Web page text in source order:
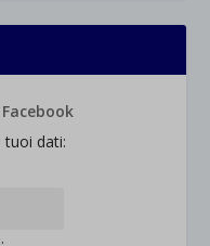
tuoi dati: